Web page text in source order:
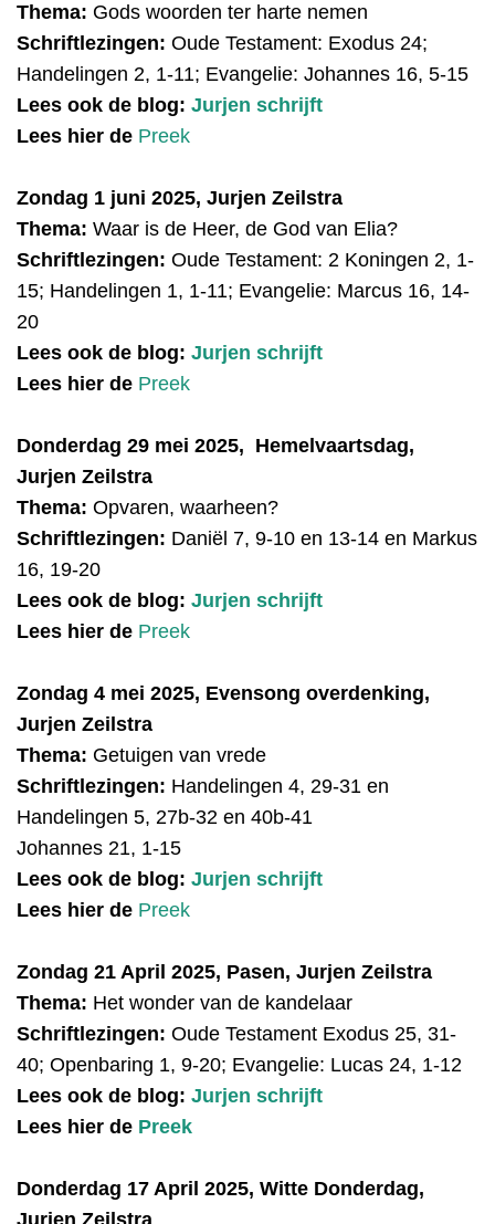
Thema: Gods woorden ter harte nemen
Schriftlezingen: Oude Testament: Exodus 24;
Handelingen 2, 1-11; Evangelie: Johannes 16, 5-15
Lees ook de blog: Jurjen schrijft
Lees hier de Preek
Zondag 1 juni 2025, Jurjen Zeilstra
Thema: Waar is de Heer, de God van Elia?
Schriftlezingen: Oude Testament: 2 Koningen 2, 1-
15; Handelingen 1, 1-11; Evangelie: Marcus 16, 14-
20
Lees ook de blog: Jurjen schrijft
Lees hier de Preek
Donderdag 29 mei 2025, Hemelvaartsdag,
Jurjen Zeilstra
Thema: Opvaren, waarheen?
Schriftlezingen: Daniël 7, 9-10 en 13-14 en Markus
16, 19-20
Lees ook de blog: Jurjen schrijft
Lees hier de Preek
Zondag 4 mei 2025, Evensong overdenking,
Jurjen Zeilstra
Thema: Getuigen van vrede
Schriftlezingen: Handelingen 4, 29-31 en
Handelingen 5, 27b-32 en 40b-41
Johannes 21, 1-15
Lees ook de blog: Jurjen schrijft
Lees hier de Preek
Zondag 21 April 2025, Pasen, Jurjen Zeilstra
Thema: Het wonder van de kandelaar
Schriftlezingen: Oude Testament Exodus 25, 31-
40; Openbaring 1, 9-20; Evangelie: Lucas 24, 1-12
Lees ook de blog: Jurjen schrijft
Lees hier de Preek
Donderdag 17 April 2025, Witte Donderdag,